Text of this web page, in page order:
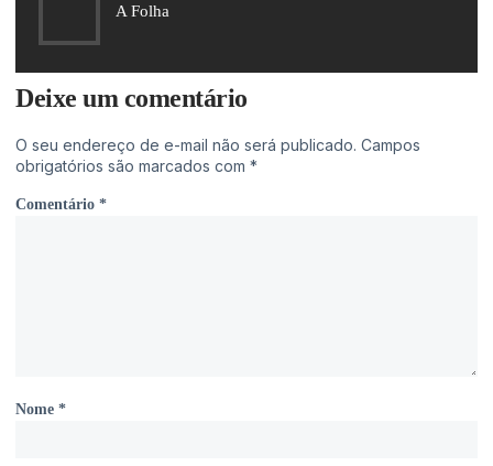
A Folha
Deixe um comentário
O seu endereço de e-mail não será publicado. Campos
obrigatórios são marcados com *
Comentário *
Nome *